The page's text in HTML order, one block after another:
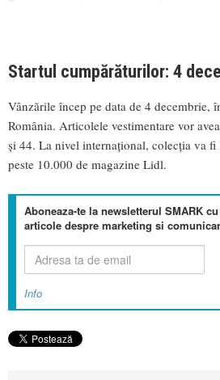
Startul cumpărăturilor: 4
Vânzările încep pe data de 4 decembrie,
România. Articolele vestimentare vor
și 44. La nivel internațional, colecția va fi
peste 10.000 de magazine Lidl.
Aboneaza-te la newsletterul SMARK
articole despre marketing si
Info